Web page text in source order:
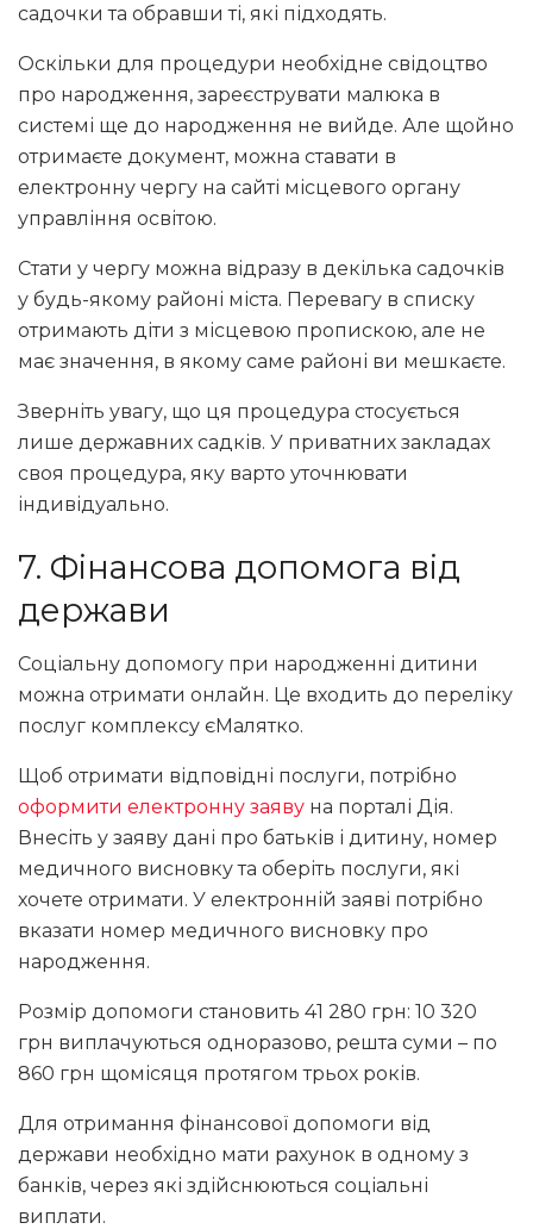
садочки та обравши ті, які підходять.
Оскільки для процедури необхідне свідоцтво
про народження, зареєструвати малюка в
системі ще до народження не вийде. Але щойно
отримаєте документ, можна ставати в
електронну чергу на сайті місцевого органу
управління освітою.
Стати у чергу можна відразу в декілька садочків
у будь-якому районі міста. Перевагу в списку
отримають діти з місцевою пропискою, але не
має значення, в якому саме районі ви мешкаєте.
Зверніть увагу, що ця процедура стосується
лише державних садків. У приватних закладах
своя процедура, яку варто уточнювати
індивідуально.
7. Фінансова допомога від
держави
Соціальну допомогу при народженні дитини
можна отримати онлайн. Це входить до переліку
послуг комплексу єМалятко.
Щоб отримати відповідні послуги, потрібно
оформити електронну заяву на порталі Дія.
Внесіть у заяву дані про батьків і дитину, номер
медичного висновку та оберіть послуги, які
хочете отримати. У електронній заяві потрібно
вказати номер медичного висновку про
народження.
Розмір допомоги становить 41 280 грн: 10 320
грн виплачуються одноразово, решта суми – по
860 грн щомісяця протягом трьох років.
Для отримання фінансової допомоги від
держави необхідно мати рахунок в одному з
банків, через які здійснюються соціальні
виплати.